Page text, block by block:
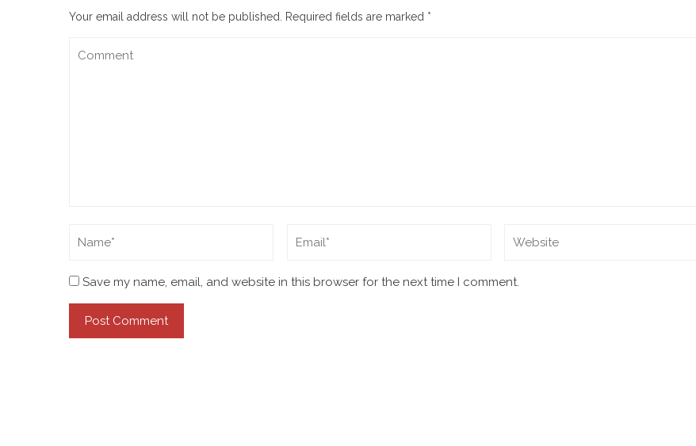
Your email address will not be published. Required fields are marked *
Save my name, email, and website in this browser for the next time I comment.